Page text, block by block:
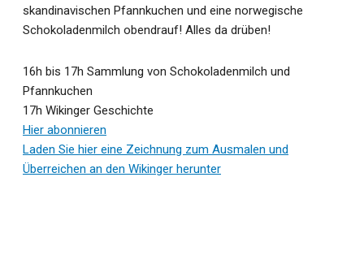
skandinavischen Pfannkuchen und eine norwegische
Schokoladenmilch obendrauf! Alles da drüben!
16h bis 17h Sammlung von Schokoladenmilch und
Pfannkuchen
17h Wikinger Geschichte
Hier abonnieren
Laden Sie hier eine Zeichnung zum Ausmalen und
Überreichen an den Wikinger herunter